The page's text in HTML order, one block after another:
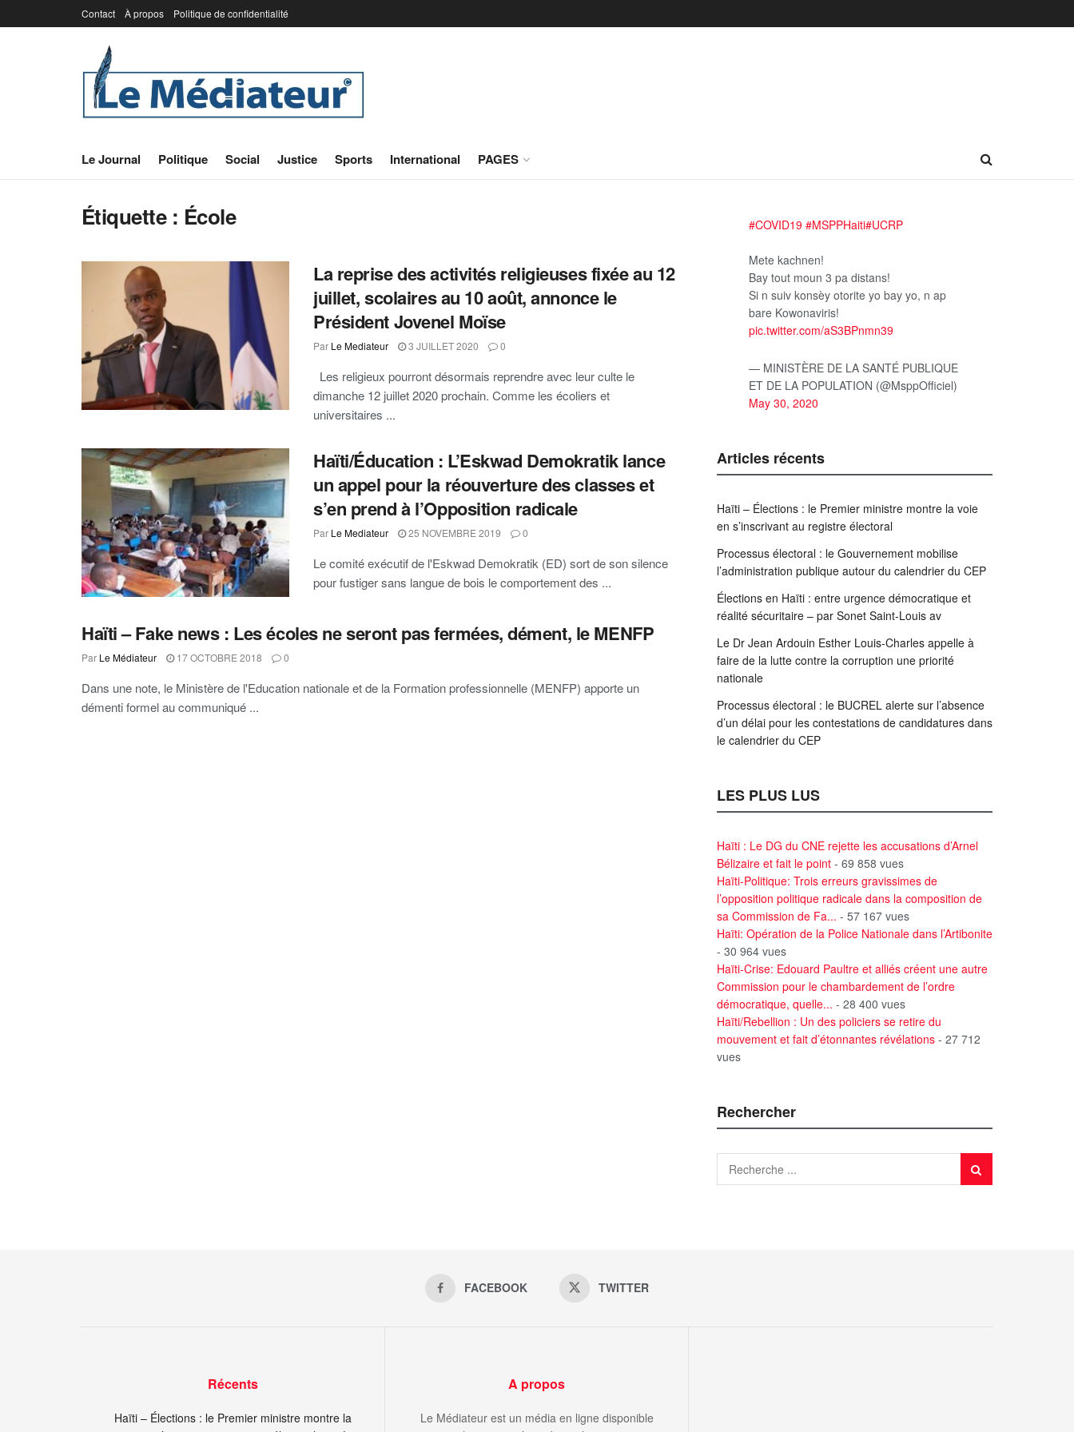
Contact À propos Politique de confidentialité
Le Journal Politique Social Justice Sports International PAGES
Étiquette : École
La reprise des activités religieuses fixée au 12
juillet, scolaires au 10 août, annonce le
Président Jovenel Moïse
Par Le Mediateur 3 JUILLET 2020 0
Les religieux pourront désormais reprendre avec leur culte le
dimanche 12 juillet 2020 prochain. Comme les écoliers et
universitaires ...
Haïti/Éducation : L’Eskwad Demokratik lance
un appel pour la réouverture des classes et
s’en prend à l’Opposition radicale
Par Le Mediateur 25 NOVEMBRE 2019 0
Le comité exécutif de l'Eskwad Demokratik (ED) sort de son silence
pour fustiger sans langue de bois le comportement des ...
Haïti – Fake news : Les écoles ne seront pas fermées, dément, le MENFP
Par Le Médiateur 17 OCTOBRE 2018 0
Dans une note, le Ministère de l'Education nationale et de la Formation professionnelle (MENFP) apporte un
démenti formel au communiqué ...
#COVID19 #MSPPHaiti#UCRP
Mete kachnen!
Bay tout moun 3 pa distans!
Si n suiv konsèy otorite yo bay yo, n ap
bare Kowonaviris!
pic.twitter.com/aS3BPnmn39
— MINISTÈRE DE LA SANTÉ PUBLIQUE
ET DE LA POPULATION (@MsppOfficiel)
May 30, 2020
Articles récents
Haïti – Élections : le Premier ministre montre la voie
en s’inscrivant au registre électoral
Processus électoral : le Gouvernement mobilise
l’administration publique autour du calendrier du CEP
Élections en Haïti : entre urgence démocratique et
réalité sécuritaire – par Sonet Saint-Louis av
Le Dr Jean Ardouin Esther Louis-Charles appelle à
faire de la lutte contre la corruption une priorité
nationale
Processus électoral : le BUCREL alerte sur l’absence
d’un délai pour les contestations de candidatures dans
le calendrier du CEP
LES PLUS LUS
Haïti : Le DG du CNE rejette les accusations d’Arnel
Bélizaire et fait le point - 69 858 vues
Haïti-Politique: Trois erreurs gravissimes de
l’opposition politique radicale dans la composition de
sa Commission de Fa... - 57 167 vues
Haïti: Opération de la Police Nationale dans l’Artibonite
- 30 964 vues
Haïti-Crise: Edouard Paultre et alliés créent une autre
Commission pour le chambardement de l’ordre
démocratique, quelle... - 28 400 vues
Haïti/Rebellion : Un des policiers se retire du
mouvement et fait d’étonnantes révélations - 27 712
vues
Rechercher
FACEBOOK TWITTER
Récents
Haïti – Élections : le Premier ministre montre la
A propos
Le Médiateur est un média en ligne disponible